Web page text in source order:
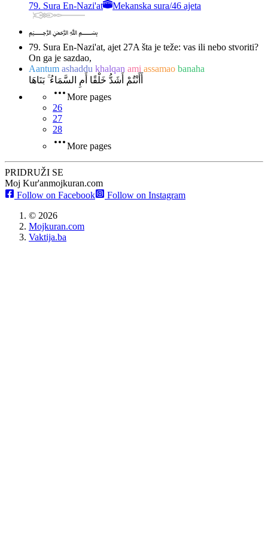
79. Sura En-Nazi'at Mekanska sura/46 ajeta
﷽
79. Sura En-Nazi'at, ajet 27A šta je teže: vas ili nebo stvoriti?
On ga je sazdao,
Aantum ashaddu khalqan ami assamao banaha
أَأَنْتُمْ أَشَدُّ خَلْقًا أَمِ السَّمَاءُ ۚ بَنَاهَا
More pages
26
27
28
More pages
PRIDRUŽI SE
Moj Kur'anmojkuran.com
Follow on Facebook
Follow on Instagram
© 2026
Mojkuran.com
Vaktija.ba